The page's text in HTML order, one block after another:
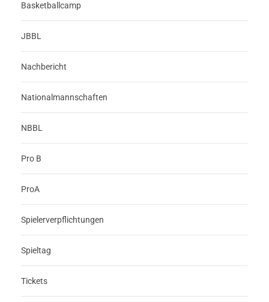
Basketballcamp
JBBL
Nachbericht
Nationalmannschaften
NBBL
Pro B
ProA
Spielerverpflichtungen
Spieltag
Tickets